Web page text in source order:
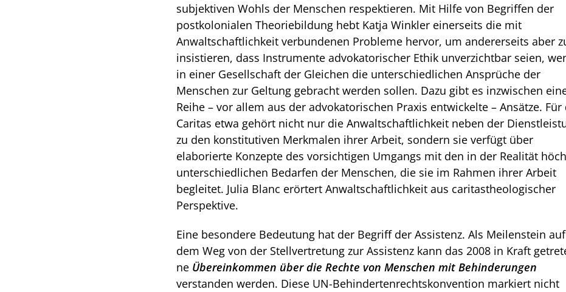
subjek­tiven Wohls der Menschen respektieren. Mit Hilfe von Begriffen der
postkolonia­len Theoriebildung hebt Katja Winkler ei­nerseits die mit
Anwaltschaftlichkeit ver­bundenen Probleme hervor, um anderer­seits aber
insistieren, dass Instrumente advokatorischer Ethik unverzichtbar sei­en,
in einer Gesellschaft der Glei­chen die unterschiedlichen Ansprüche der
Menschen zur Geltung gebracht werden sollen. Dazu gibt es inzwischen
Rei­he – vor allem aus der advokatorischen Praxis entwickelte – Ansätze. Für
Ca­ritas etwa gehört nicht nur die Anwalt­schaftlichkeit neben der
zu den konstitutiven Merkmalen ihrer Ar­beit, sondern sie verfügt über
elaborierte Konzepte des vorsichtigen Umgangs mit den in der Realität
unterschiedli­chen Bedarfen der Menschen, die sie im Rahmen ihrer Arbeit
begleitet. Julia Blanc erörtert Anwaltschaftlichkeit aus caritas­theologischer
Perspektive.
Eine besondere Bedeutung hat der Be­griff der Assistenz. Als Meilenstein auf
dem Weg von der Stellvertretung zur As­sistenz kann das 2008 in Kraft
ne Übereinkommen über die Rechte von Menschen mit Behinderungen
verstanden werden. Diese UN-Behindertenrechtskon­vention markiert nicht